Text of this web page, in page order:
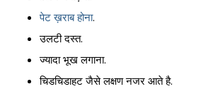
पेट ख़राब होना.
उलटी दस्त.
ज्यादा भूख लगाना.
चिडचिडाहट जैसे लक्षण नजर आते है.